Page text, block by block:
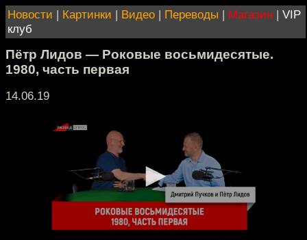
Новости | Картинки | Видео | Переводы | Магазин | VIP
клуб
Пётр Лидов — Роковые восьмидесятые.
1980, часть первая
14.06.19